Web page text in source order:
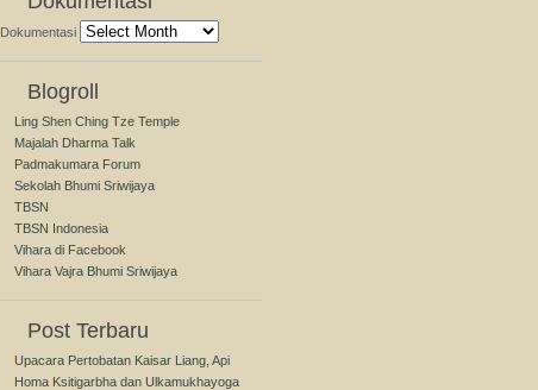
Dokumentasi
Blogroll
Ling Shen Ching Tze Temple
Majalah Dharma Talk
Padmakumara Forum
Sekolah Bhumi Sriwijaya
TBSN
TBSN Indonesia
Vihara di Facebook
Vihara Vajra Bhumi Sriwijaya
Post Terbaru
Upacara Pertobatan Kaisar Liang, Api
Homa Ksitigarbha dan Ulkamukhayoga